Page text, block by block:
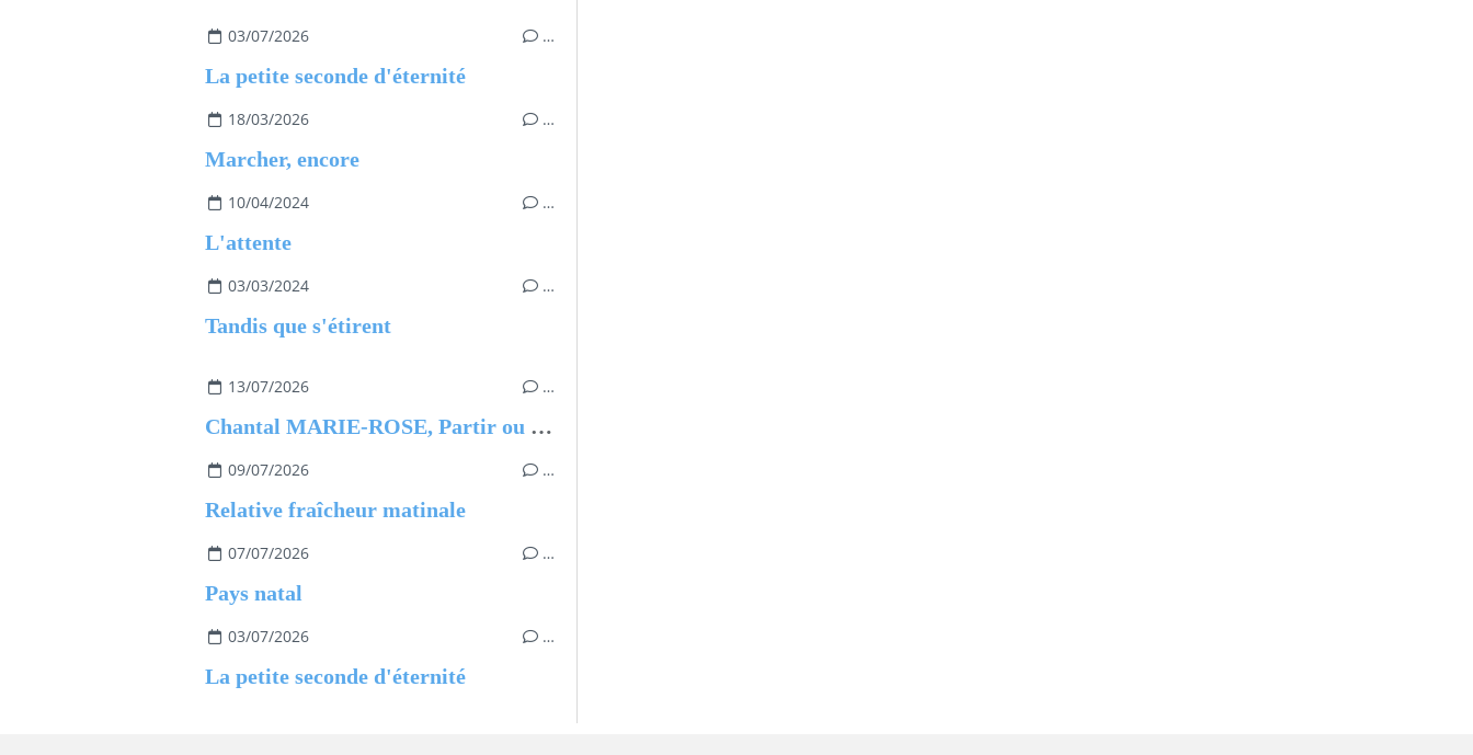
03/07/2026 …
La petite seconde d'éternité
18/03/2026 …
Marcher, encore
10/04/2024 …
L'attente
03/03/2024 …
Tandis que s'étirent
13/07/2026 …
Chantal MARIE-ROSE, Partir ou rester - Les clés pour évoluer professionnellement sans regret
09/07/2026 …
Relative fraîcheur matinale
07/07/2026 …
Pays natal
03/07/2026 …
La petite seconde d'éternité